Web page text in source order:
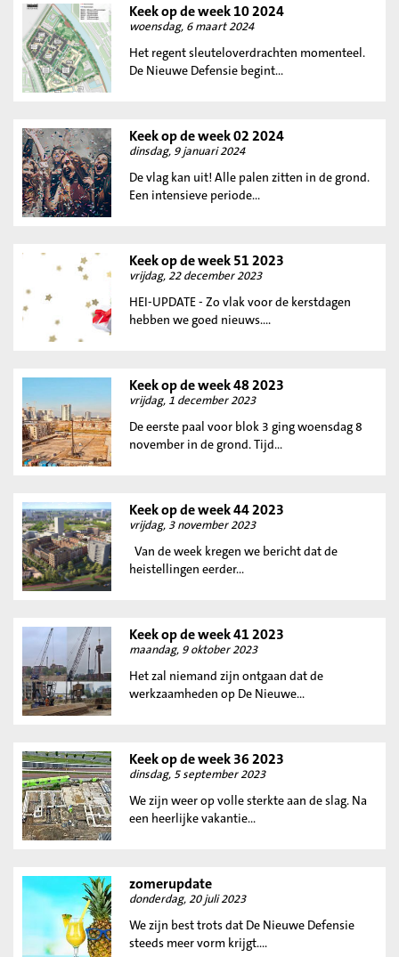
Keek op de week 10 2024
woensdag, 6 maart 2024
Het regent sleuteloverdrachten momenteel.
De Nieuwe Defensie begint...
Keek op de week 02 2024
dinsdag, 9 januari 2024
De vlag kan uit! Alle palen zitten in de grond.
Een intensieve periode...
Keek op de week 51 2023
vrijdag, 22 december 2023
HEI-UPDATE - Zo vlak voor de kerstdagen
hebben we goed nieuws....
Keek op de week 48 2023
vrijdag, 1 december 2023
De eerste paal voor blok 3 ging woensdag 8
november in de grond. Tijd...
Keek op de week 44 2023
vrijdag, 3 november 2023
Van de week kregen we bericht dat de
heistellingen eerder...
Keek op de week 41 2023
maandag, 9 oktober 2023
Het zal niemand zijn ontgaan dat de
werkzaamheden op De Nieuwe...
Keek op de week 36 2023
dinsdag, 5 september 2023
We zijn weer op volle sterkte aan de slag. Na
een heerlijke vakantie...
zomerupdate
donderdag, 20 juli 2023
We zijn best trots dat De Nieuwe Defensie
steeds meer vorm krijgt....